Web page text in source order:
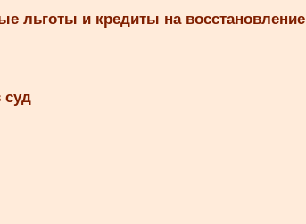
льготы и кредиты на восстановление
суд